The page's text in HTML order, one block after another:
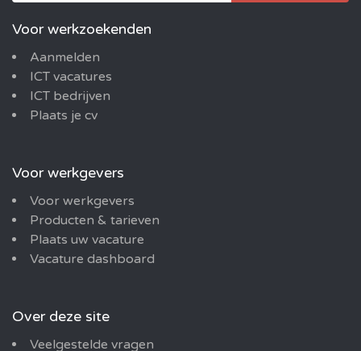
Voor werkzoekenden
Aanmelden
ICT vacatures
ICT bedrijven
Plaats je cv
Voor werkgevers
Voor werkgevers
Producten & tarieven
Plaats uw vacature
Vacature dashboard
Over deze site
Veelgestelde vragen